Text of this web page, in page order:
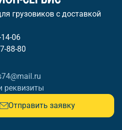
грузовиков с доставкой
06
88-80
реквизиты
Отправить заявку